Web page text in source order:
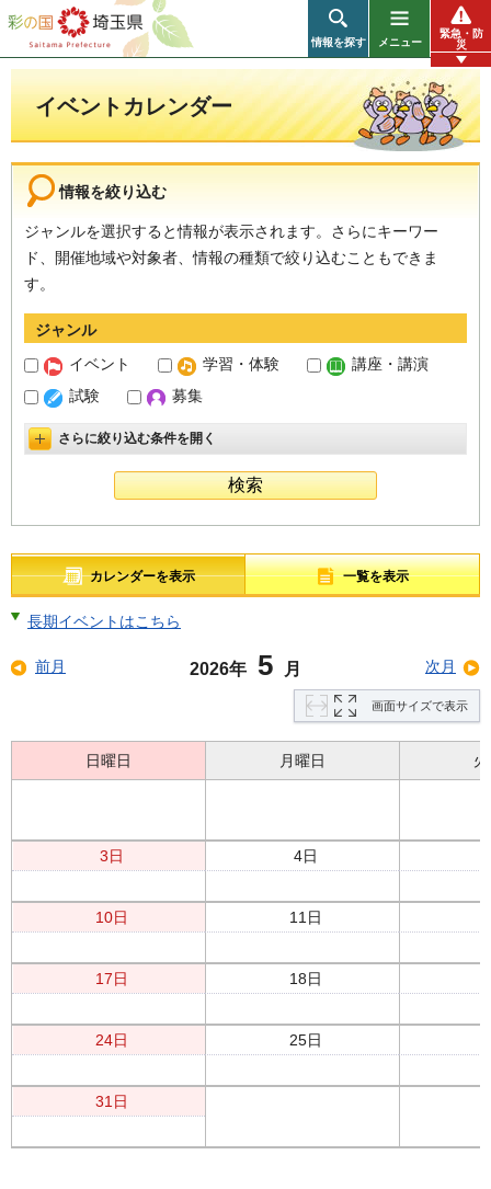
彩の国 埼玉県
情報を探す メニュー
緊急・防
災
イベントカレンダー
情報を絞り込む
ジャンルを選択すると情報が表示されます。さらにキーワー
ド、開催地域や対象者、情報の種類で絞り込むこともできま
す。
ジャンル
イベント
学習・体験
講座・講演
試験
募集
詳細設定を開く
さらに絞り込む条件を開く
カレンダーを表示 一覧を表示
長期イベントはこちら
前月 2026年 5 月 次月
画面サイズで表示
日曜日 月曜日
3日 4日
10日 11日
17日 18日
24日 25日
31日